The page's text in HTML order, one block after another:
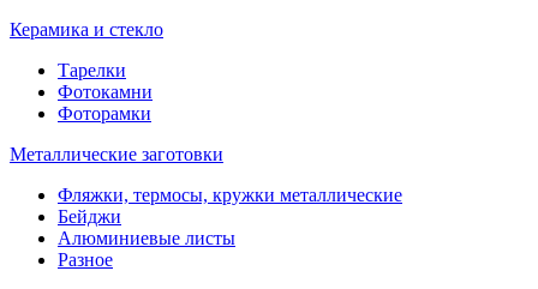
Керамика и стекло
Тарелки
Фотокамни
Фоторамки
Металлические заготовки
Фляжки, термосы, кружки металлические
Бейджи
Алюминиевые листы
Разное